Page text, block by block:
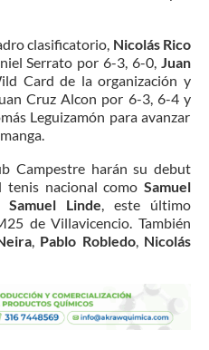
clasificatorio, Nicolás Rico
Serrato por 6-3, 6-0, Juan
Card de la organización y
Cruz Alcon por 6-3, 6-4 y
Leguizamón para avanzar
Campestre harán su debut
tenis nacional como Samuel
Samuel Linde , este último
de Villavicencio. También
Pablo Robledo, Nicolás